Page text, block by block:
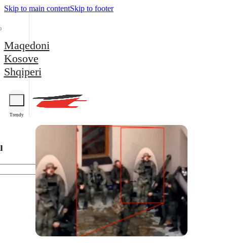
Skip to main contentSkip to footer
Maqedoni
Kosove
Shqiperi
Trendy